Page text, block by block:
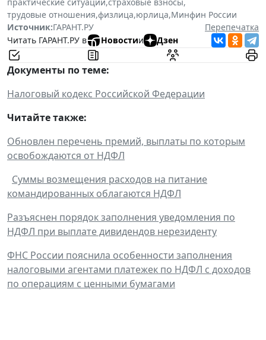
трудовые отношения,физлица,юрлица,Минфин России
Источник:ГАРАНТ.РУ
Перепечатка
Читать ГАРАНТ.РУ в
Новостии Дзен
Документы по теме:
Налоговый кодекс Российской Федерации
Читайте также:
Обновлен перечень премий, выплаты по которым
освобождаются от НДФЛ
Суммы возмещения расходов на питание
командированных облагаются НДФЛ
Разъяснен порядок заполнения уведомления по
НДФЛ при выплате дивидендов нерезиденту
ФНС России пояснила особенности заполнения
налоговыми агентами платежек по НДФЛ с доходов
по операциям с ценными бумагами